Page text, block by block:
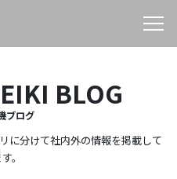
BLOG
ブログ
に分けて社内外の情報を掲載して
。